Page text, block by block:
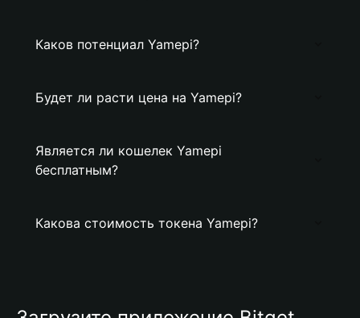
Каков потенциал Yamepi?
Будет ли расти цена на Yamepi?
Является ли кошелек Yamepi
бесплатным?
Какова стоимость токена Yamepi?